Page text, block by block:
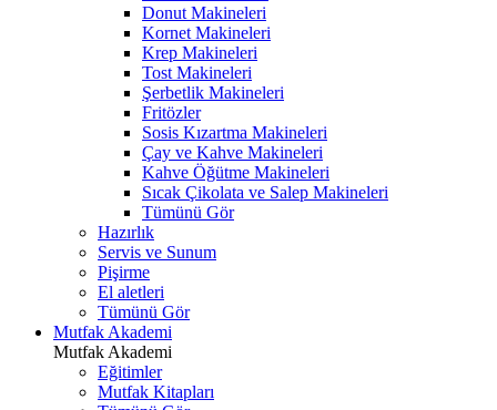
Donut Makineleri
Kornet Makineleri
Krep Makineleri
Tost Makineleri
Şerbetlik Makineleri
Fritözler
Sosis Kızartma Makineleri
Çay ve Kahve Makineleri
Kahve Öğütme Makineleri
Sıcak Çikolata ve Salep Makineleri
Tümünü Gör
Hazırlık
Servis ve Sunum
Pişirme
El aletleri
Tümünü Gör
Mutfak Akademi
Mutfak Akademi
Eğitimler
Mutfak Kitapları